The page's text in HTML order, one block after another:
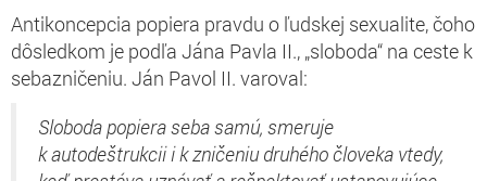
Antikoncepcia popiera pravdu o ľudskej sexualite, čoho
dôsledkom je podľa Jána Pavla II., „sloboda“ na ceste k
sebazničeniu. Ján Pavol II. varoval:
Sloboda popiera seba samú, smeruje
k autodeštrukcii i k zničeniu druhého človeka vtedy,